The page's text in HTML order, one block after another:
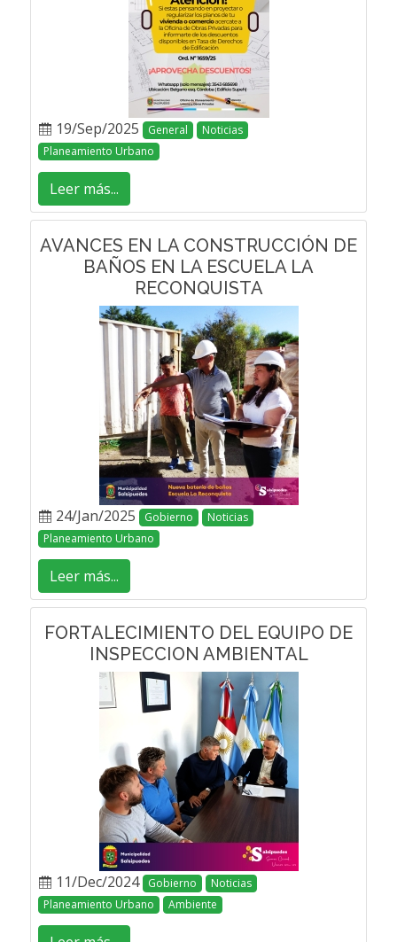
19/Sep/2025 General
Noticias
Planeamiento Urbano
Leer más...
AVANCES EN LA CONSTRUCCIÓN DE
BAÑOS EN LA ESCUELA LA
RECONQUISTA
24/Jan/2025 Gobierno
Noticias
Planeamiento Urbano
Leer más...
FORTALECIMIENTO DEL EQUIPO DE
INSPECCION AMBIENTAL
11/Dec/2024 Gobierno
Noticias
Planeamiento Urbano
Ambiente